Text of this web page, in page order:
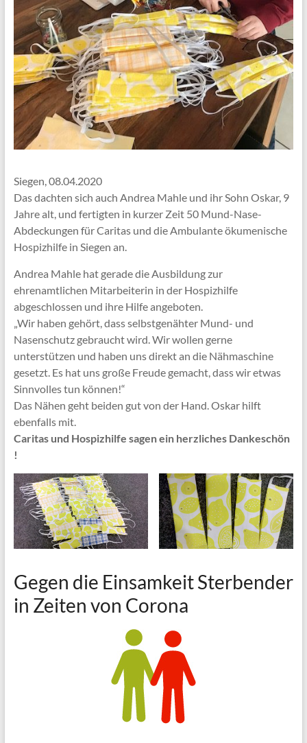
Siegen, 08.04.2020
Das dachten sich auch Andrea Mahle und ihr Sohn Oskar, 9
Jahre alt, und fertigten in kurzer Zeit 50 Mund-Nase-
Abdeckungen für Caritas und die Ambulante ökumenische
Hospizhilfe in Siegen an.
Andrea Mahle hat gerade die Ausbildung zur
ehrenamtlichen Mitarbeiterin in der Hospizhilfe
abgeschlossen und ihre Hilfe angeboten.
„Wir haben gehört, dass selbstgenähter Mund- und
Nasenschutz gebraucht wird. Wir wollen gerne
unterstützen und haben uns direkt an die Nähmaschine
gesetzt. Es hat uns große Freude gemacht, dass wir etwas
Sinnvolles tun können!“
Das Nähen geht beiden gut von der Hand. Oskar hilft
ebenfalls mit.
Caritas und Hospizhilfe sagen ein herzliches Dankeschön
!
Gegen die Einsamkeit Sterbender
in Zeiten von Corona